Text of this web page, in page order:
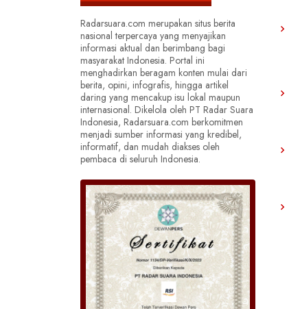
Radarsuara.com merupakan situs berita
nasional terpercaya yang menyajikan
informasi aktual dan berimbang bagi
masyarakat Indonesia. Portal ini
menghadirkan beragam konten mulai dari
berita, opini, infografis, hingga artikel
daring yang mencakup isu lokal maupun
internasional. Dikelola oleh PT Radar Suara
Indonesia, Radarsuara.com berkomitmen
menjadi sumber informasi yang kredibel,
informatif, dan mudah diakses oleh
pembaca di seluruh Indonesia.